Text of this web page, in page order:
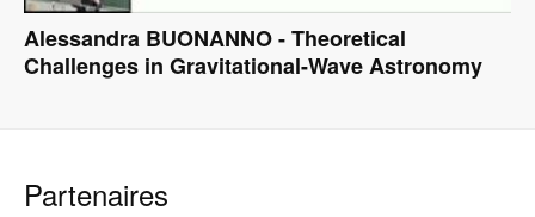
Alessandra BUONANNO - Theoretical
Challenges in Gravitational-Wave Astronomy
Partenaires